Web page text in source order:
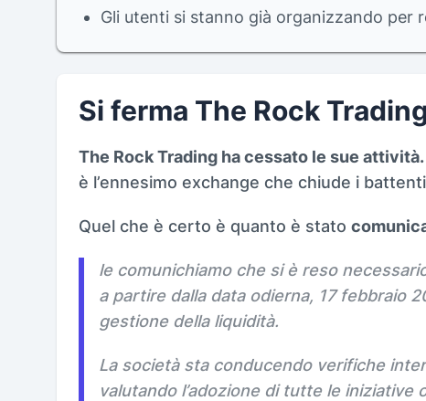
Gli utenti si stanno già organizzando per
Si ferma The Rock
The Rock Trading ha cessato le sue attività.
è l’ennesimo exchange che chiude i
Quel che è certo è quanto è stato
le comunichiamo che si è reso
a partire dalla data odierna, 17 febbraio
gestione della liquidità.
La società sta conducendo verifiche
valutando l’adozione di tutte le